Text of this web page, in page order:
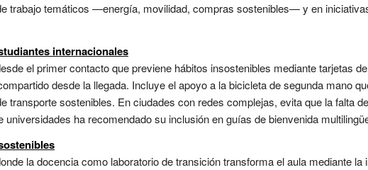
trabajo temáticos —energía, movilidad, compras sostenibles— y en
internacionales
el primer contacto que previene hábitos insostenibles mediante tarjetas
desde la llegada. Incluye el apoyo a la bicicleta de segunda mano
transporte sostenibles. En ciudades con redes complejas, evita que la falta
ha recomendado su inclusión en guías de bienvenida
la docencia como laboratorio de transición transforma el aula mediante la